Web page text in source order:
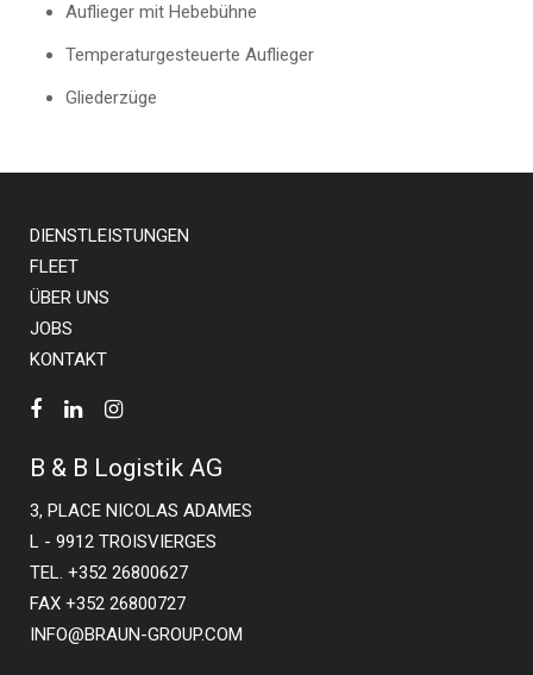
Auflieger mit Hebebühne
Temperaturgesteuerte Auflieger
Gliederzüge
DIENSTLEISTUNGEN
FLEET
ÜBER UNS
JOBS
KONTAKT
B & B Logistik AG
3, PLACE NICOLAS ADAMES
L - 9912 TROISVIERGES
TEL. +352 26800627
FAX +352 26800727
INFO@BRAUN-GROUP.COM